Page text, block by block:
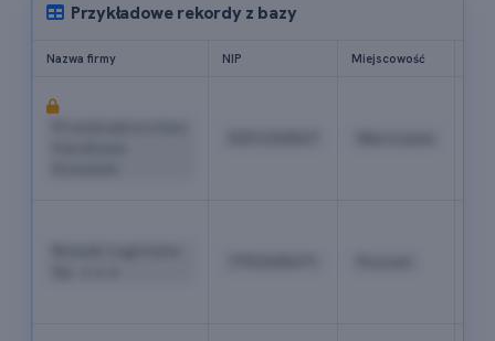
Przykładowe rekordy z bazy
Nazwa firmy NIP Miejscowość